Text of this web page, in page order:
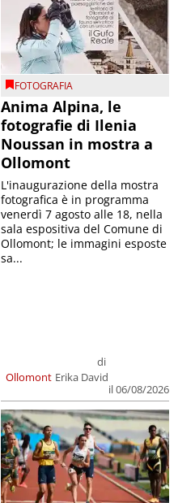
FOTOGRAFIA
Anima Alpina, le
fotografie di Ilenia
Noussan in mostra a
Ollomont
Ollomont
di
Erika David
il 06/08/2026
L'inaugurazione della mostra
fotografica è in programma
venerdì 7 agosto alle 18, nella
sala espositiva del Comune di
Ollomont; le immagini esposte
sa...